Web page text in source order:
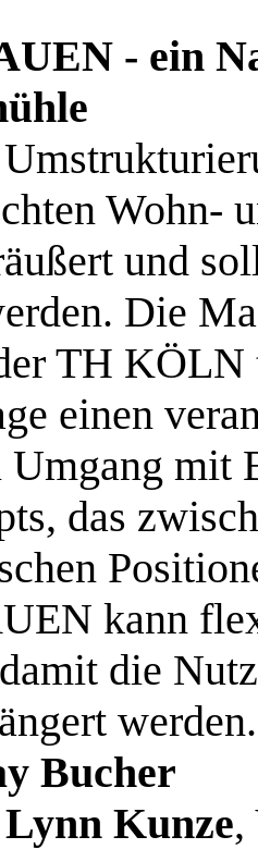
- ein
Wohn-
und
Die
TH KÖLN
einen
Umgang mit
das
kann
die
Bucher
Lynn Kunze,